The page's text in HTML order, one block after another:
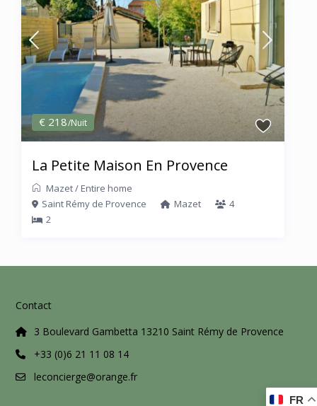
€ 218/Nuit
La Petite Maison En Provence
Mazet/ Entire home
Saint Rémy de Provence
Mazet
4
2
Contact
3 Boulevard Gambetta 13210 Saint Rémy de Provence
+33 (0)6 21 11 08 14
leconcierge@orange.fr
FR